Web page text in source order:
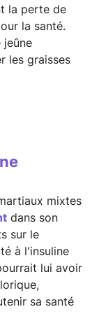
la perte de
la santé.
les graisses
mixtes
dans son
sur le
à l'insuline
lui avoir
sa santé